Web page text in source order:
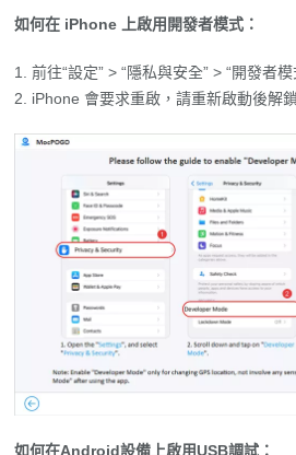
如何在 iPhone 上啟用開發者模式：
前往“設定” > “隱私與安全” > “開發者模
iPhone 會要求重啟，請重新啟動後解
如何在Android設備上啟用USB調試：